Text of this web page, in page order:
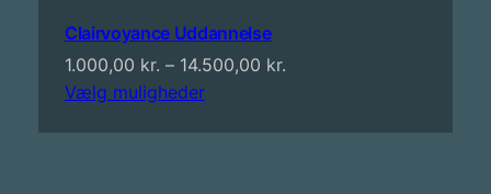
Clairvoyance Uddannelse
1.000,00 kr. – 14.500,00 kr.Prisinterval:
Vælg muligheder